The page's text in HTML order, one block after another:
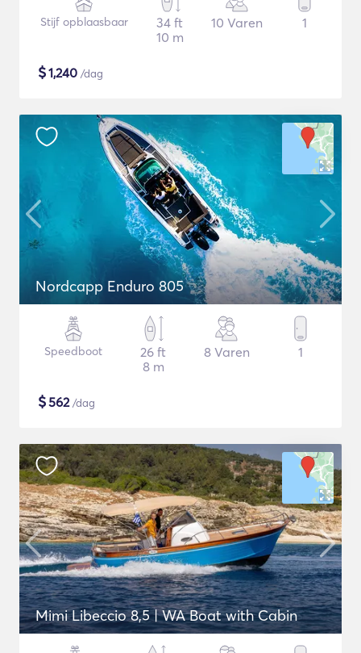
Stijf opblaasbaar
34 ft
10 m
10 Varen 1
$1,240 /dag
Nordcapp Enduro 805
Speedboot
26 ft
8 m
8 Varen 1
$562/dag
Mimi Libeccio 8,5 | WA Boat with Cabin